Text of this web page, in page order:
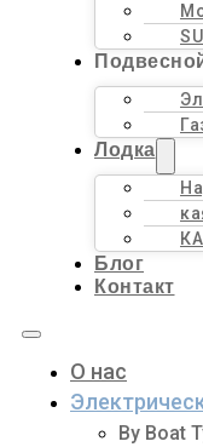
Лодка
Блог
Контакт
О нас
By Boat